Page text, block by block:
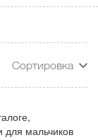
Сортировка
для мальчиков